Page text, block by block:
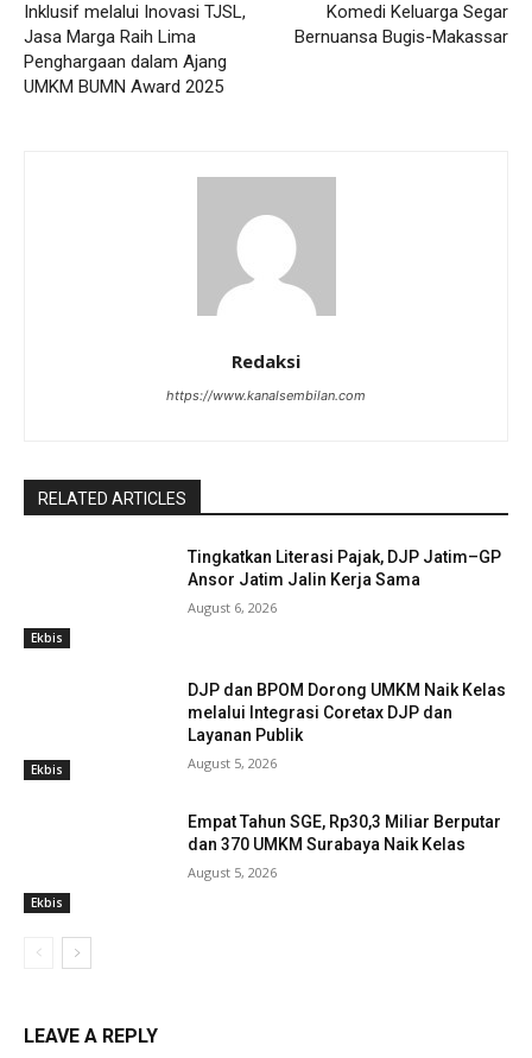
Inklusif melalui Inovasi TJSL,
Jasa Marga Raih Lima
Penghargaan dalam Ajang
UMKM BUMN Award 2025
Komedi Keluarga Segar
Bernuansa Bugis-Makassar
Redaksi
https://www.kanalsembilan.com
RELATED ARTICLES
Ekbis
Tingkatkan Literasi Pajak, DJP Jatim–GP
Ansor Jatim Jalin Kerja Sama
August 6, 2026
Ekbis
DJP dan BPOM Dorong UMKM Naik Kelas
melalui Integrasi Coretax DJP dan
Layanan Publik
August 5, 2026
Ekbis
Empat Tahun SGE, Rp30,3 Miliar Berputar
dan 370 UMKM Surabaya Naik Kelas
August 5, 2026
LEAVE A REPLY